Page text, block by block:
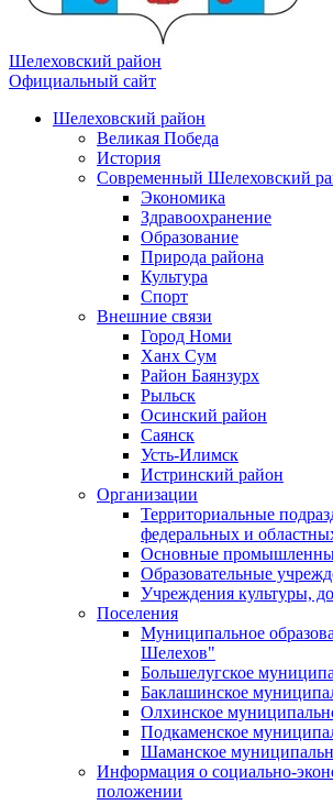
Шелеховский район
Официальный сайт
Шелеховский район
Великая Победа
История
Современный Шелеховский
Экономика
Здравоохранение
Образование
Природа района
Культура
Спорт
Внешние связи
Город Номи
Ханх Сум
Район Баянзурх
Рыльск
Осинский район
Саянск
Усть-Илимск
Истринский район
Организации
Территориальные
федеральных и
Основные
Образовательные
Учреждения культуры,
Поселения
Муниципальное
Шелехов"
Большелугское
Баклашинское
Олхинское
Подкаменское
Шаманское
Информация о социально-
положении